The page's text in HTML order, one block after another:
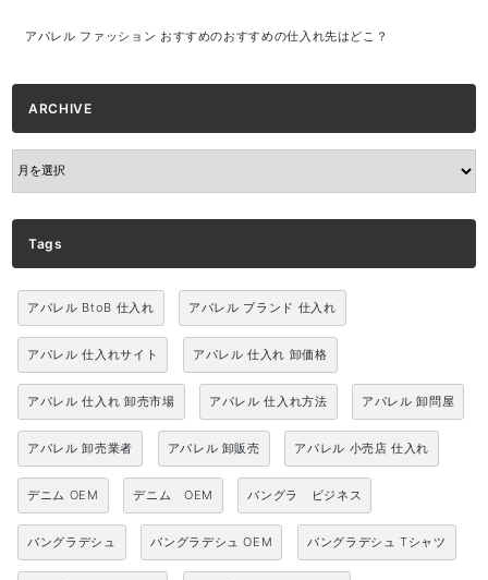
アパレル ファッション おすすめのおすすめの仕入れ先はどこ？
ARCHIVE
ARCHIVE
Tags
アパレル BtoB 仕入れ アパレル ブランド 仕入れ
アパレル 仕入れサイト アパレル 仕入れ 卸価格
アパレル 仕入れ 卸売市場 アパレル 仕入れ方法 アパレル 卸問屋
アパレル 卸売業者 アパレル 卸販売 アパレル 小売店 仕入れ
デニム OEM デニム OEM バングラ ビジネス
バングラデシュ バングラデシュ OEM バングラデシュ Tシャツ